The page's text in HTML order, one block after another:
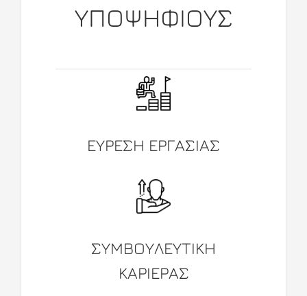
ΥΠΟΨΗΦΙΟΥΣ
ΕΥΡΕΣΗ ΕΡΓΑΣΙΑΣ
ΣΥΜΒΟΥΛΕΥΤΙKΗ
ΚΑΡΙΕΡΑΣ